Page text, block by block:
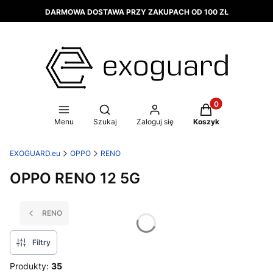
DARMOWA DOSTAWA PRZY ZAKUPACH OD 100 ZŁ
Menu
Otwórz wyszukiwarkę
Szukaj Zaloguj się
Produkty w
Koszyk
EXOGUARD.eu OPPO RENO
OPPO RENO 12 5G
RENO
Filtry
Produkty: 35